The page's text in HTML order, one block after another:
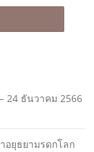
24 ธันวาคม 2566
อยุธยามรดกโลก